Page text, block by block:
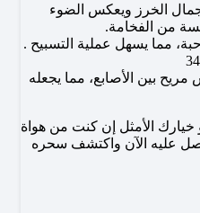
الخرز ويعكس الضوء
من الفخامة.
بين الأصابع، مما يجعله
خيارك الأمثل إن كنت من هواة
عليه الآن واكتشف سحره